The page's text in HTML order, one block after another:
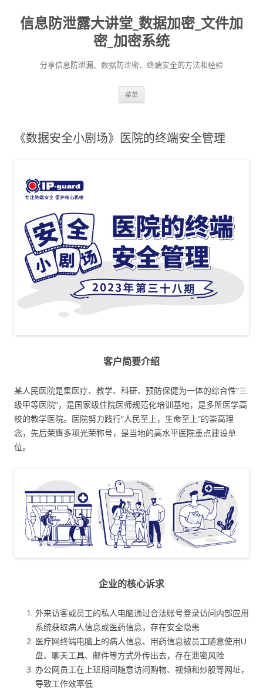
信息防泄露大讲堂_数据加密_文件加
密_加密系统
分享信息防泄漏、数据防泄密、终端安全的方法和经验
菜单
《数据安全小剧场》医院的终端安全管理
客户简要介绍
某人民医院是集医疗、教学、科研、预防保健为一体的综合性“三
级甲等医院”，是国家级住院医师规范化培训基地，是多所医学高
校的教学医院。医院努力践行“人民至上，生命至上”的崇高理
念，先后荣膺多项光荣称号，是当地的高水平医院重点建设单
位。
企业的核心诉求
外来访客或员工的私人电脑通过合法账号登录访问内部应用
系统获取病人信息或医药信息，存在安全隐患
医疗网终端电脑上的病人信息、用药信息被员工随意使用U
盘、聊天工具、邮件等方式外传出去，存在泄密风险
办公网员工在上班期间随意访问购物、视频和炒股等网址，
导致工作效率低